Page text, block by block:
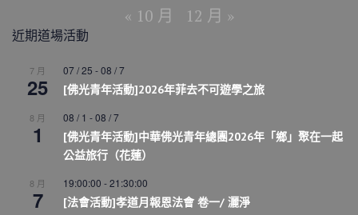
« 10 月 12 月 »
近期道場活動
7 月
25
07 / 25 -08 / 7
[佛光青年活動]2026年菲去不可遊學之旅
8 月
1
08 / 1 -08 / 7
[佛光青年活動]中華佛光青年總團2026年「鄉」聚在一起
公益旅行（花蓮）
8 月
7
19:00:00 -21:30:00
[法會活動]孝道月報恩法會 卷一/ 灑淨